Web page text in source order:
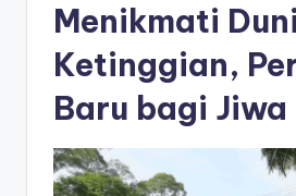
Menikmati
Ketinggian,
Baru bagi Jiwa